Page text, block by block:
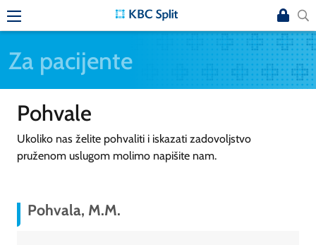
Za pacijente
Pohvale
Ukoliko nas želite pohvaliti i iskazati zadovoljstvo
pruženom uslugom molimo napišite nam.
Pohvala, M.M.